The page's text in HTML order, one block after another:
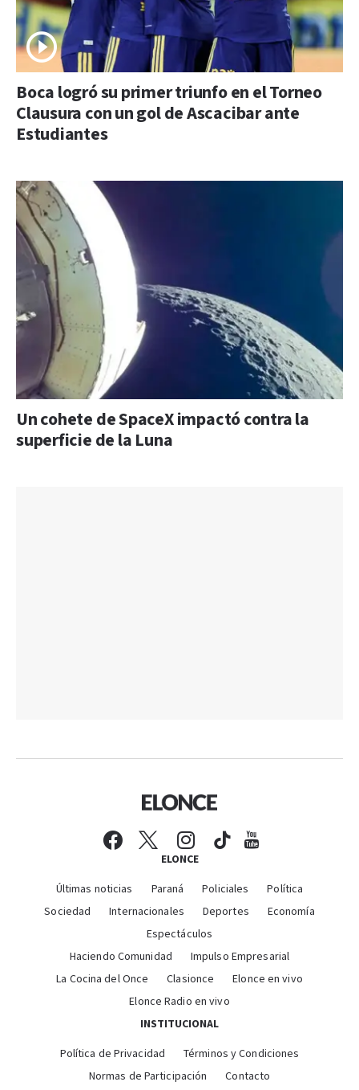
Boca logró su primer triunfo en el Torneo
Clausura con un gol de Ascacibar ante
Estudiantes
Un cohete de SpaceX impactó contra la
superficie de la Luna
ELONCE
Últimas noticias Paraná Policiales
Política
Sociedad
Internacionales Deportes
Economía
Espectáculos
Haciendo Comunidad
Impulso Empresarial
La Cocina del Once
Clasionce
Elonce en vivo
Elonce Radio en vivo
INSTITUCIONAL
Política de Privacidad
Términos y Condiciones
Normas de Participación
Contacto